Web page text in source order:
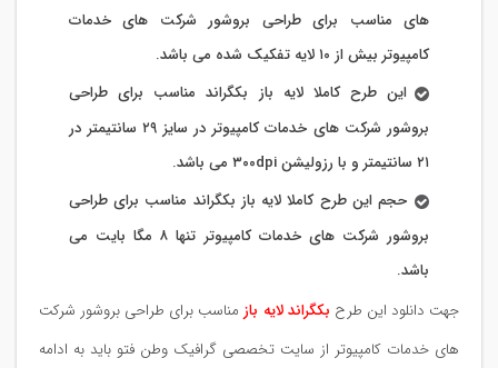
های مناسب برای طراحی بروشور شرکت های خدمات
کامپیوتر بیش از ۱۰ لایه تفکیک شده می باشد.
این طرح کاملا لایه باز بکگراند مناسب برای طراحی
بروشور شرکت های خدمات کامپیوتر در سایز ۲۹ سانتیمتر در
۲۱ سانتیمتر و با رزولیشن ۳۰۰dpi می باشد.
حجم این طرح کاملا لایه باز بکگراند مناسب برای طراحی
بروشور شرکت های خدمات کامپیوتر تنها ۸ مگا بایت می
باشد.
جهت دانلود این طرح بکگراند لایه باز مناسب برای طراحی بروشور شرکت
های خدمات کامپیوتر از سایت تخصصی گرافیک وطن فتو باید به ادامه